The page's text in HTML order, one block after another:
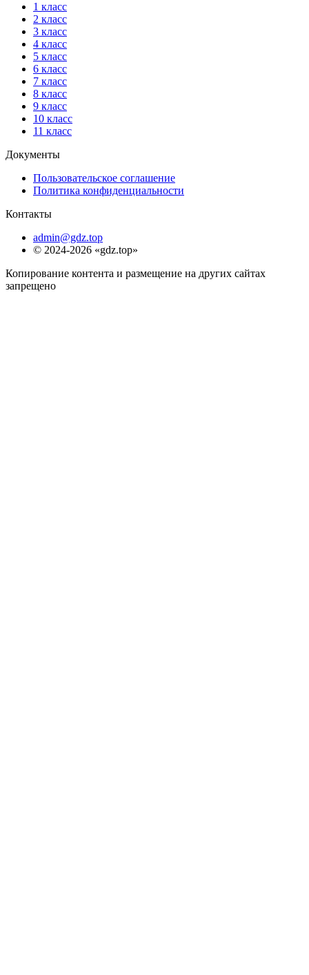
1 класс
2 класс
3 класс
4 класс
5 класс
6 класс
7 класс
8 класс
9 класс
10 класс
11 класс
Документы
Пользовательское соглашение
Политика конфиденциальности
Контакты
admin@gdz.top
© 2024-2026 «gdz.top»
Копирование контента и размещение на других сайтах
запрещено